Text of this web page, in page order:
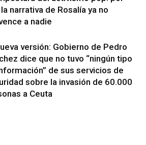
narrativa de Rosalía ya no
a nadie
versión: Gobierno de Pedro
dice que no tuvo “ningún tipo
de sus servicios de
sobre la invasión de 60.000
a Ceuta